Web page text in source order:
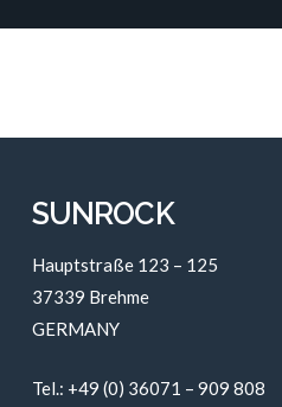
SUNROCK
Hauptstraße 123 – 125
37339 Brehme
GERMANY
Tel.: +49 (0) 36071 – 909 808